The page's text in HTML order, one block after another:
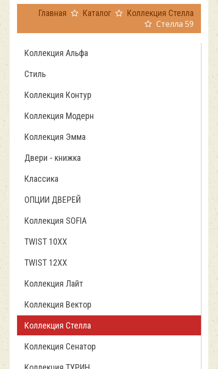
Главная Каталог Коллекция Стелла
Стелла 59
Коллекция Альфа
Стиль
Коллекция Контур
Коллекция Модерн
Коллекция Эмма
Двери - книжка
Классика
ОПЦИИ ДВЕРЕЙ
Коллекция SOFIA
TWIST 10ХХ
TWIST 12XX
Коллекция Лайт
Коллекция Вектор
Коллекция Стелла
Коллекция Сенатор